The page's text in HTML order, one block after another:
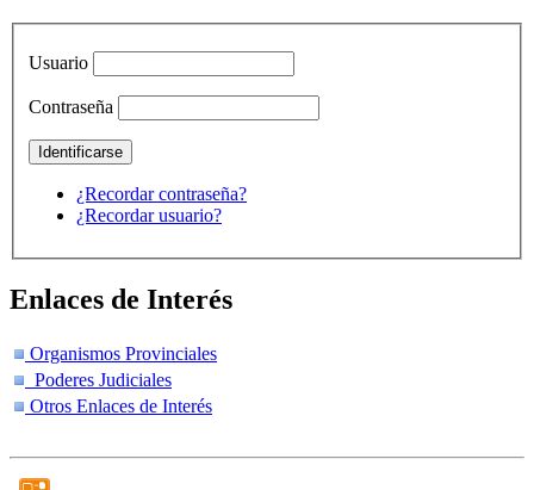
Usuario
Contraseña
¿Recordar contraseña?
¿Recordar usuario?
Enlaces de Interés
Organismos Provinciales
Poderes Judiciales
Otros Enlaces de Interés